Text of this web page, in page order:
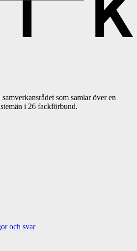
som samlar över en
i 26 fackförbund.
och svar